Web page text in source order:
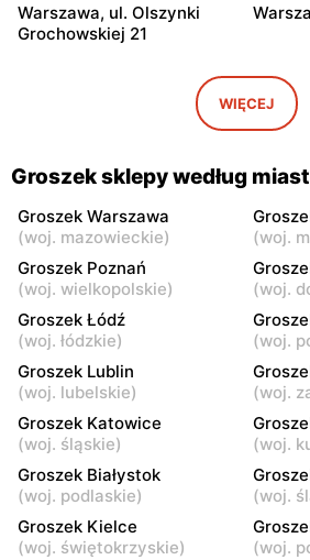
Warszawa, ul. Olszynki
Grochowskiej 21
Warszawa, ul. Myśliborska
Groszek
Babice Nowe, ul.
Warszawska 278
Warszawa al. Dzieci
Polskich 9
Groszek
Zamienie, ul. Waniliowa
1/80
Groszek
Łomianki Dolne, ul. Wiślana
32E
280
Groszek
Warszawa, ul. Jana Pawła II
WIĘCEJ
Groszek sklepy według miast
Groszek Warszawa
(woj. mazowieckie)
(woj.
Groszek Poznań
(woj. wielkopolskie)
(woj.
Groszek Łódź
(woj. łódzkie)
(woj.
Groszek Lublin
(woj. lubelskie)
(woj.
Groszek Katowice
(woj. śląskie)
(woj.
Groszek Białystok
(woj. podlaskie)
(woj.
Groszek Kielce
(woj. świętokrzyskie)
(woj.